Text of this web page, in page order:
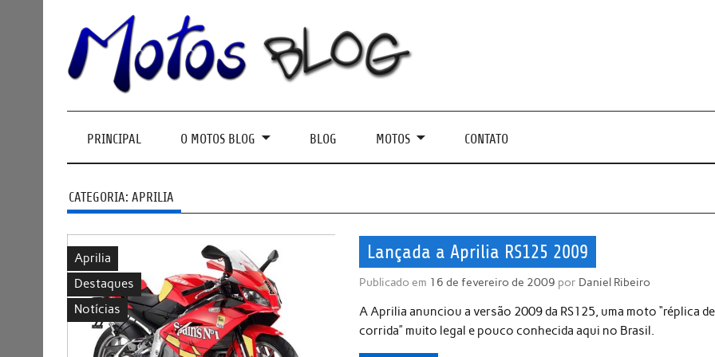
PRINCIPAL O MOTOS BLOG BLOG MOTOS CONTATO
CATEGORIA: APRILIA
Aprilia
Destaques
Notícias
Lançada a Aprilia RS125 2009
Publicado em 16 de fevereiro de 2009 por Daniel Ribeiro
A Aprilia anunciou a versão 2009 da RS125, uma moto “réplica de
corrida” muito legal e pouco conhecida aqui no Brasil.